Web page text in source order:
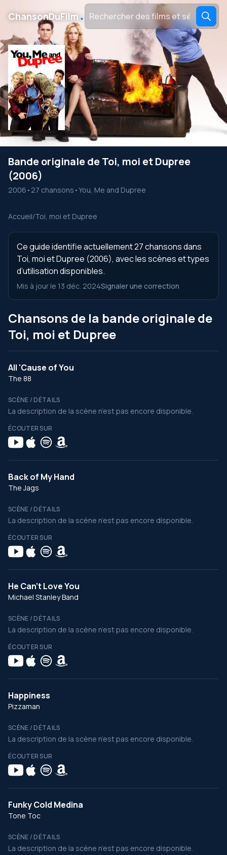
ChansonDuFilm․
Bande originale de Toi, moi et Dupree
(2006)
2006 • 27 chansons •You, Me and Dupree
Accueil/Toi, moi et Dupree
Ce guide identifie actuellement 27 chansons dans
Toi, moi et Dupree (2006), avec les scènes et types
d’utilisation disponibles.
Mis à jour le 13 déc. 2024Signaler une correction
Chansons de la bande originale de
Toi, moi et Dupree
All 'Cause of You
The 88
SCÈNE / DÉTAILS
La description de la scène n’est pas encore disponible.
ÉCOUTER SUR
Back of My Hand
The Jags
SCÈNE / DÉTAILS
La description de la scène n’est pas encore disponible.
ÉCOUTER SUR
He Can't Love You
Michael Stanley Band
SCÈNE / DÉTAILS
La description de la scène n’est pas encore disponible.
ÉCOUTER SUR
Happiness
Pizzaman
SCÈNE / DÉTAILS
La description de la scène n’est pas encore disponible.
ÉCOUTER SUR
Funky Cold Medina
Tone Toc
SCÈNE / DÉTAILS
La description de la scène n’est pas encore disponible.